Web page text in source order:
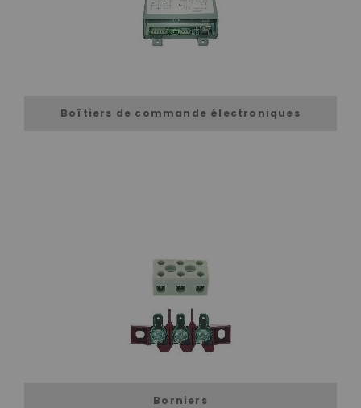
Boîtiers de commande électroniques
Borniers